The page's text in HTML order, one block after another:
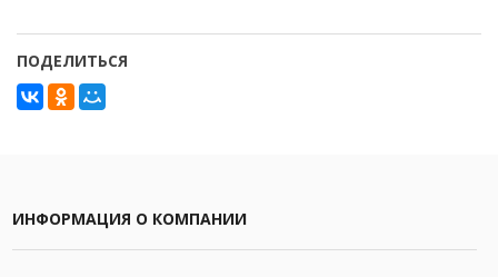
ПОДЕЛИТЬСЯ
ИНФОРМАЦИЯ О КОМПАНИИ